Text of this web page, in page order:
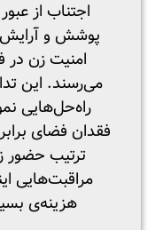
اجتناب از
پوشش و آرایش
امنیت زن
می‌رسند. این
راه‌حل‌هایی
فقدان فضای
ترتیب حضور
مراقبت‌هایی
هزینه‌ی